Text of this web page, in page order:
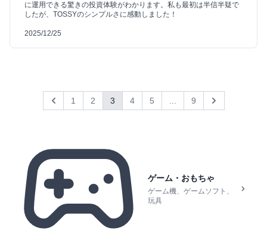
ゲーム・おもちゃ
ゲーム機、ゲームソフト、
玩具
に運用できる驚きの投資体験がわかります。私も最初は半信半疑で
したが、TOSSYのシンプルさに感動しました！
2025/12/25
Previous
1 2 3 4 5 9 Next